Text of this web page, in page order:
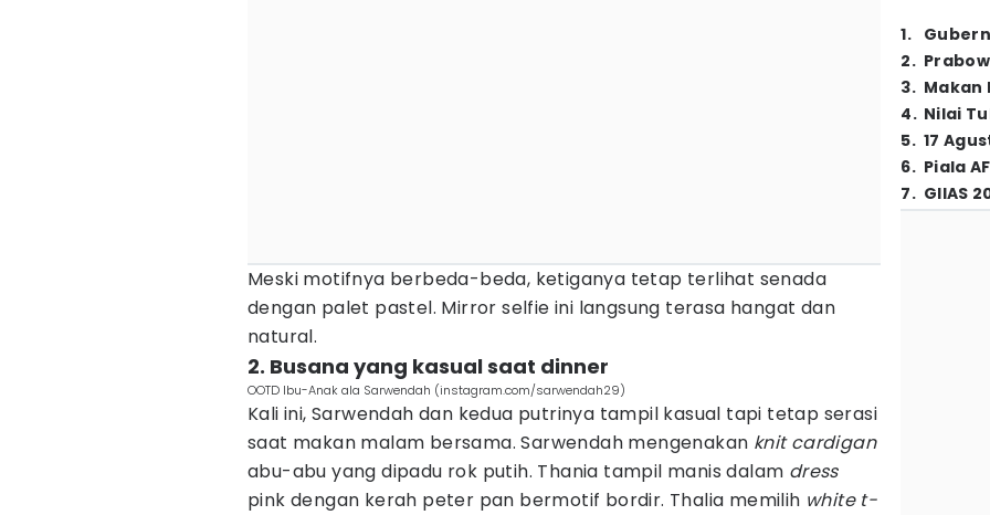
Meski motifnya berbeda-beda, ketiganya tetap terlihat senada
dengan palet pastel. Mirror selfie ini langsung terasa hangat dan
natural.
2. Busana yang kasual saat dinner
OOTD Ibu-Anak ala Sarwendah (instagram.com/sarwendah29)
Kali ini, Sarwendah dan kedua putrinya tampil kasual tapi tetap serasi
saat makan malam bersama. Sarwendah mengenakan knit cardigan
abu-abu yang dipadu rok putih. Thania tampil manis dalam dress
pink dengan kerah peter pan bermotif bordir. Thalia memilih white t-
1.
2.
3. Makan
4. Nilai
5. 17
6. Piala
7. GIIAS